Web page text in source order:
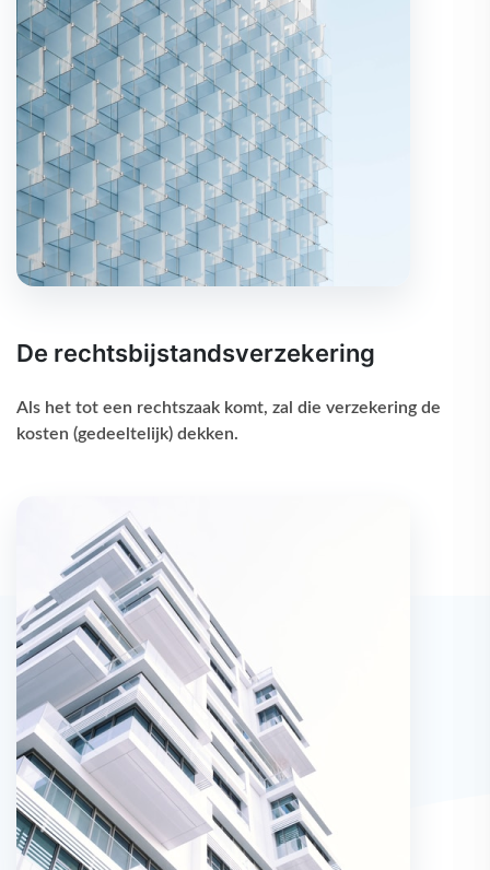
De rechtsbijstandsverzekering
Als het tot een rechtszaak komt, zal die verzekering de
kosten (gedeeltelijk) dekken.